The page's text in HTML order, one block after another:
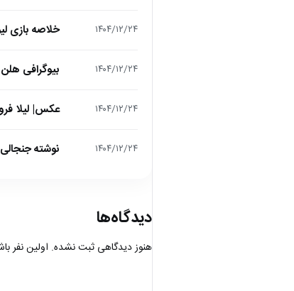
۱۴۰۴/۱۲/۲۴ خلاصه بازی لیورپول 1 – تاتنهام 1
۱۴۰۴/۱۲/۲۴ بیوگرافی
۱۴۰۴/۱۲/۲۴ عکس| لیلا
۱۴۰۴/۱۲/۲۴ نوشته
دیدگاه‌ها
هنوز دیدگاهی ثبت نشده. اولین نفر